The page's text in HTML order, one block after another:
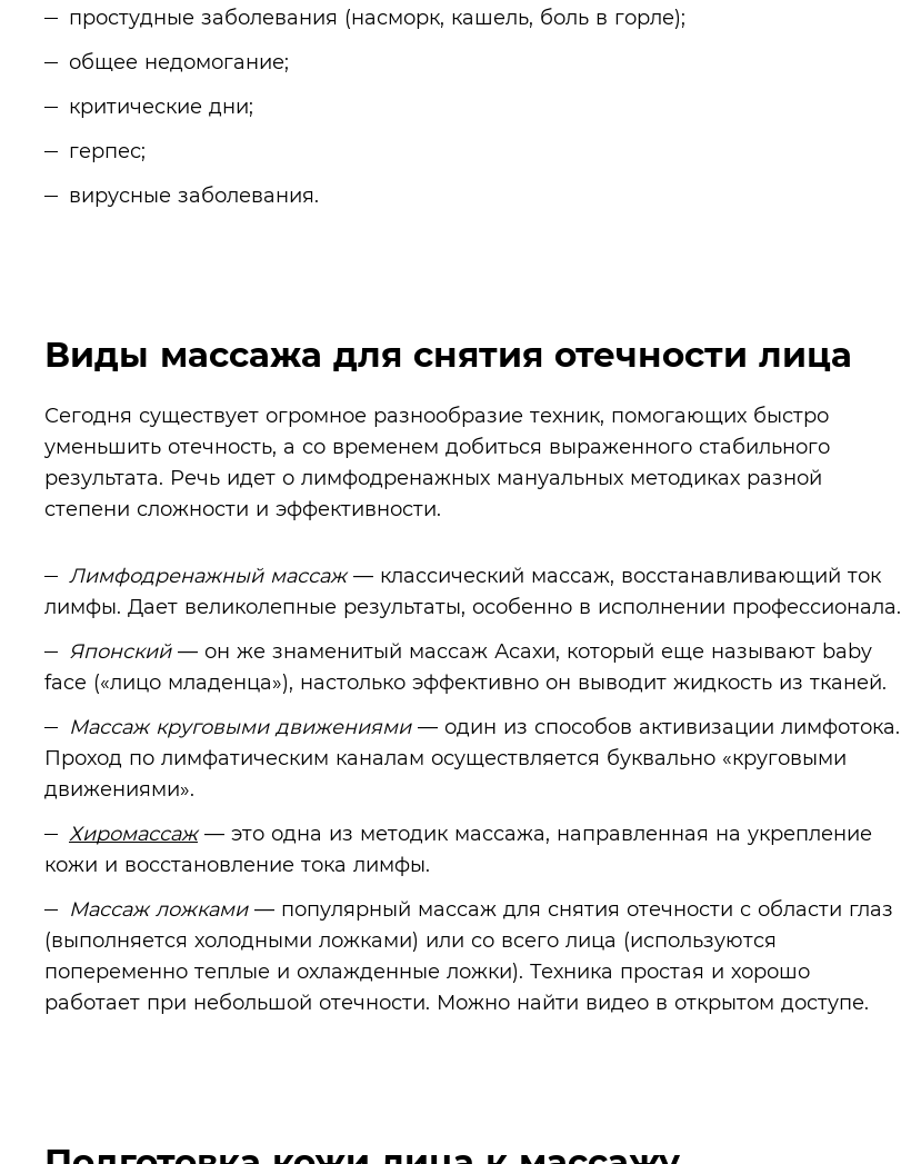
простудные заболевания (насморк, кашель, боль в горле);
общее недомогание;
критические дни;
герпес;
вирусные заболевания.
Виды массажа для снятия отечности лица
Сегодня существует огромное разнообразие техник, помогающих быстро
уменьшить отечность, а со временем добиться выраженного стабильного
результата. Речь идет о лимфодренажных мануальных методиках разной
степени сложности и эффективности.
Лимфодренажный массаж— классический массаж, восстанавливающий ток
лимфы. Дает великолепные результаты, особенно в исполнении профессионала.
Японский— он же знаменитый массаж Асахи, который еще называют baby
face («лицо младенца»), настолько эффективно он выводит жидкость из тканей.
Массаж круговыми движениями— один из способов активизации лимфотока.
Проход по лимфатическим каналам осуществляется буквально «круговыми
движениями».
Хиромассаж— это одна из методик массажа, направленная на укрепление
кожи и восстановление тока лимфы.
Массаж ложками— популярный массаж для снятия отечности с области глаз
(выполняется холодными ложками) или со всего лица (используются
попеременно теплые и охлажденные ложки). Техника простая и хорошо
работает при небольшой отечности. Можно найти видео в открытом доступе.